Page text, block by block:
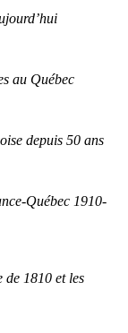
au Québec
depuis 50 ans
Québec 1910-
de 1810 et les